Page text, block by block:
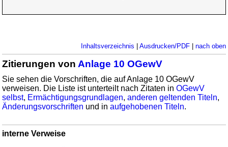
Inhaltsverzeichnis Ausdrucken/PDF| nach oben
Zitierungen von Anlage 10 OGewV
Sie sehen die Vorschriften, die auf Anlage 10 OGewV
verweisen. Die Liste ist unterteilt nach Zitaten inOGewV
selbst, Ermächtigungsgrundlagen,anderen geltenden Titeln,
Änderungsvorschriften und inaufgehobenen Titeln.
interne Verweise